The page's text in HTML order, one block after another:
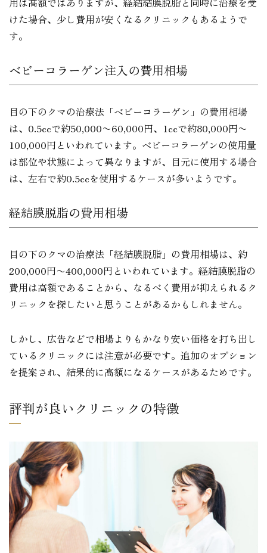
けた場合、少し費用が安くなるクリニックもあるようで
す。
ベビーコラーゲン注入の費用相場
目の下のクマの治療法「ベビーコラーゲン」の費用相場
は、0.5ccで約50,000〜60,000円、1ccで約80,000円〜
100,000円といわれています。ベビーコラーゲンの使用量
は部位や状態によって異なりますが、目元に使用する場合
は、左右で約0.5ccを使用するケースが多いようです。
経結膜脱脂の費用相場
目の下のクマの治療法「経結膜脱脂」の費用相場は、約
200,000円〜400,000円といわれています。経結膜脱脂の
費用は高額であることから、なるべく費用が抑えられるク
リニックを探したいと思うことがあるかもしれません。
しかし、広告などで相場よりもかなり安い価格を打ち出し
ているクリニックには注意が必要です。追加のオプション
を提案され、結果的に高額になるケースがあるためです。
評判が良いクリニックの特徴